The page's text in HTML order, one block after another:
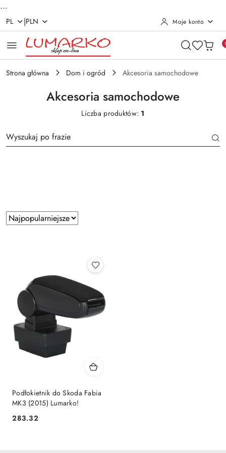
...
Przejdź do treści głównej
Przejdź do wyszukiwarki
Przejdź do moje konto
Przejdź do menu głównego
Przejdź do stopki
PL |PLN Moje konto
Strona główna Dom i ogród Akcesoria samochodowe
Akcesoria samochodowe
Liczba produktów: 1
Zastosowano
sortowanie:
Sortuj
według
Podłokietnik do Skoda Fabia
MK3 (2015) Lumarko!
Cena:
283.32